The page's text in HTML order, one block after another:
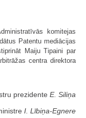
komitejas
Patentu mediācijas
Maiju Tipaini par
centra direktora
prezidente E. Siliņa
I. Lībiņa-Egnere